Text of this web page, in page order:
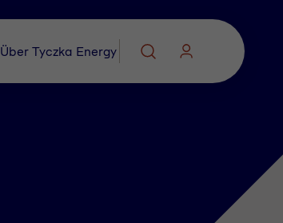
Über Tyczka Energy